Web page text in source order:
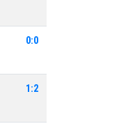
0:0
1:2